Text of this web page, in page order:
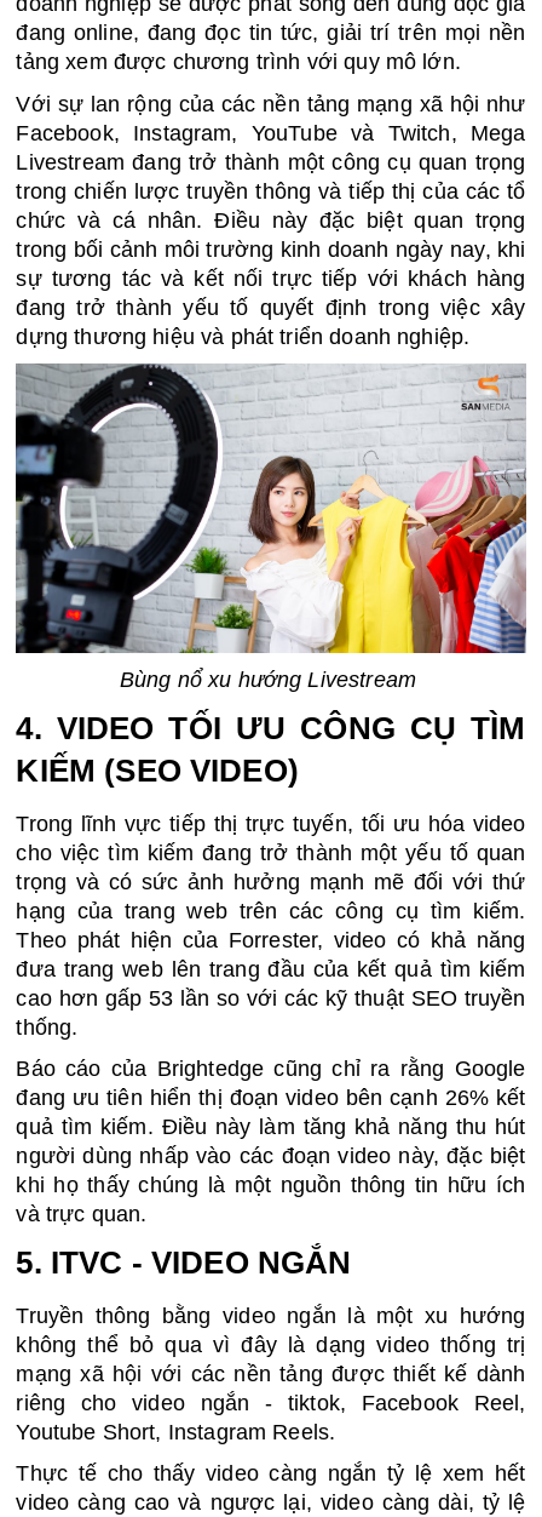
đang online, đang đọc tin tức, giải trí trên mọi nền
tảng xem được chương trình với quy mô lớn.
Với sự lan rộng của các nền tảng mạng xã hội như
Facebook, Instagram, YouTube và Twitch, Mega
Livestream đang trở thành một công cụ quan trọng
trong chiến lược truyền thông và tiếp thị của các tổ
chức và cá nhân. Điều này đặc biệt quan trọng
trong bối cảnh môi trường kinh doanh ngày nay, khi
sự tương tác và kết nối trực tiếp với khách hàng
đang trở thành yếu tố quyết định trong việc xây
dựng thương hiệu và phát triển doanh nghiệp.
Bùng nổ xu hướng Livestream
4. VIDEO TỐI ƯU CÔNG CỤ TÌM
KIẾM (SEO VIDEO)
Trong lĩnh vực tiếp thị trực tuyến, tối ưu hóa video
cho việc tìm kiếm đang trở thành một yếu tố quan
trọng và có sức ảnh hưởng mạnh mẽ đối với thứ
hạng của trang web trên các công cụ tìm kiếm.
Theo phát hiện của Forrester, video có khả năng
đưa trang web lên trang đầu của kết quả tìm kiếm
cao hơn gấp 53 lần so với các kỹ thuật SEO truyền
thống.
Báo cáo của Brightedge cũng chỉ ra rằng Google
đang ưu tiên hiển thị đoạn video bên cạnh 26% kết
quả tìm kiếm. Điều này làm tăng khả năng thu hút
người dùng nhấp vào các đoạn video này, đặc biệt
khi họ thấy chúng là một nguồn thông tin hữu ích
và trực quan.
5. ITVC - VIDEO NGẮN
Truyền thông bằng video ngắn là một xu hướng
không thể bỏ qua vì đây là dạng video thống trị
mạng xã hội với các nền tảng được thiết kế dành
riêng cho video ngắn - tiktok, Facebook Reel,
Youtube Short, Instagram Reels.
Thực tế cho thấy video càng ngắn tỷ lệ xem hết
video càng cao và ngược lại, video càng dài, tỷ lệ